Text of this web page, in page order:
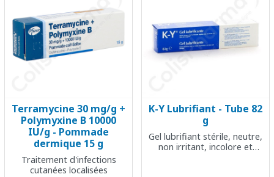
Terramycine 30 mg/g +
Polymyxine B 10000
IU/g - Pommade
dermique 15 g
Traitement d'infections
cutanées localisées
K-Y Lubrifiant - Tube 82
g
Gel lubrifiant stérile, neutre,
non irritant, incolore et